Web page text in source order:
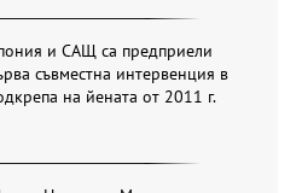
и САЩ са предприели
съвместна интервенция в
на йената от 2011 г.